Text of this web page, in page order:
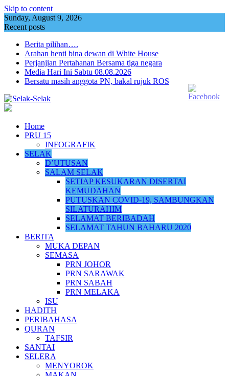
Skip to content
Sunday, August 9, 2026
Recent posts
Berita pilihan….
Arahan henti bina dewan di White House
Perjanjian Pertahanan Bersama tiga negara
Media Hari Ini Sabtu 08.08.2026
Bersatu masih anggota PN, bakal rujuk ROS
Home
PRU 15
INFOGRAFIK
SELAK
D’UTUSAN
SALAM SELAK
SETIAP KESUKARAN DISERTAI
KEMUDAHAN
PUTUSKAN COVID-19, SAMBUNGKAN
SILATURAHIM
SELAMAT BERIBADAH
SELAMAT TAHUN BAHARU 2020
BERITA
MUKA DEPAN
SEMASA
PRN JOHOR
PRN SARAWAK
PRN SABAH
PRN MELAKA
ISU
HADITH
PERIBAHASA
QURAN
TAFSIR
SANTAI
SELERA
MENYOROK